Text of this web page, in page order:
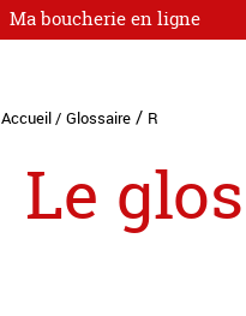
Ma boucherie en ligne
Accueil / Glossaire / R
Le